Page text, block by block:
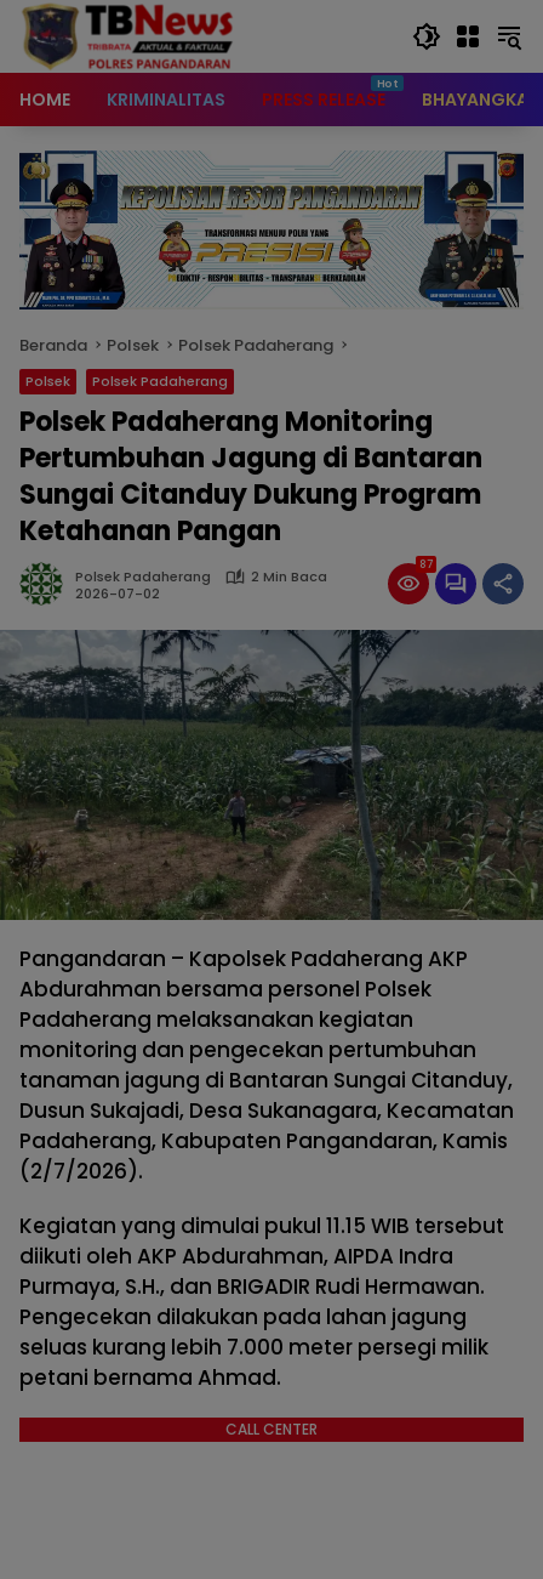
content
HOME KRIMINALITAS PRESS RELEASE BHAYANGKARI
Beranda Polsek Polsek Padaherang
Polsek Polsek Padaherang
Polsek Padaherang Monitoring
Pertumbuhan Jagung di Bantaran
Sungai Citanduy Dukung Program
Ketahanan Pangan
Polsek Padaherang
2 Min Baca
2026-07-02
87
Pangandaran – Kapolsek Padaherang AKP
Abdurahman bersama personel Polsek
Padaherang melaksanakan kegiatan
monitoring dan pengecekan pertumbuhan
tanaman jagung di Bantaran Sungai Citanduy,
Dusun Sukajadi, Desa Sukanagara, Kecamatan
Padaherang, Kabupaten Pangandaran, Kamis
(2/7/2026).
Kegiatan yang dimulai pukul 11.15 WIB tersebut
diikuti oleh AKP Abdurahman, AIPDA Indra
Purmaya, S.H., dan BRIGADIR Rudi Hermawan.
Pengecekan dilakukan pada lahan jagung
seluas kurang lebih 7.000 meter persegi milik
petani bernama Ahmad.
CALL CENTER